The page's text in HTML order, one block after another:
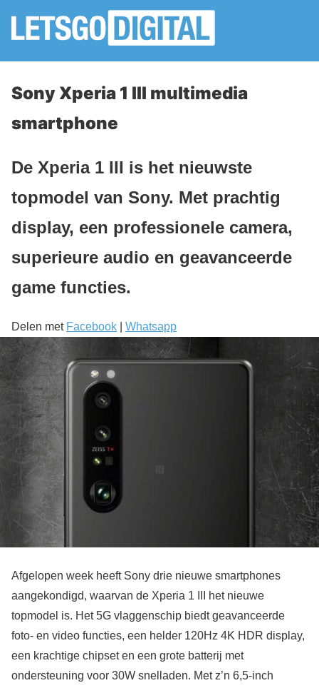
Sony Xperia 1 III multimedia
smartphone
De Xperia 1 III is het nieuwste
topmodel van Sony. Met prachtig
display, een professionele camera,
superieure audio en geavanceerde
game functies.
Delen met Facebook Whatsapp
Afgelopen week heeft Sony drie nieuwe smartphones
aangekondigd, waarvan de Xperia 1 III het nieuwe
topmodel is. Het 5G vlaggenschip biedt geavanceerde
foto- en video functies, een helder 120Hz 4K HDR display,
een krachtige chipset en een grote batterij met
ondersteuning voor 30W snelladen. Met z’n 6,5-inch